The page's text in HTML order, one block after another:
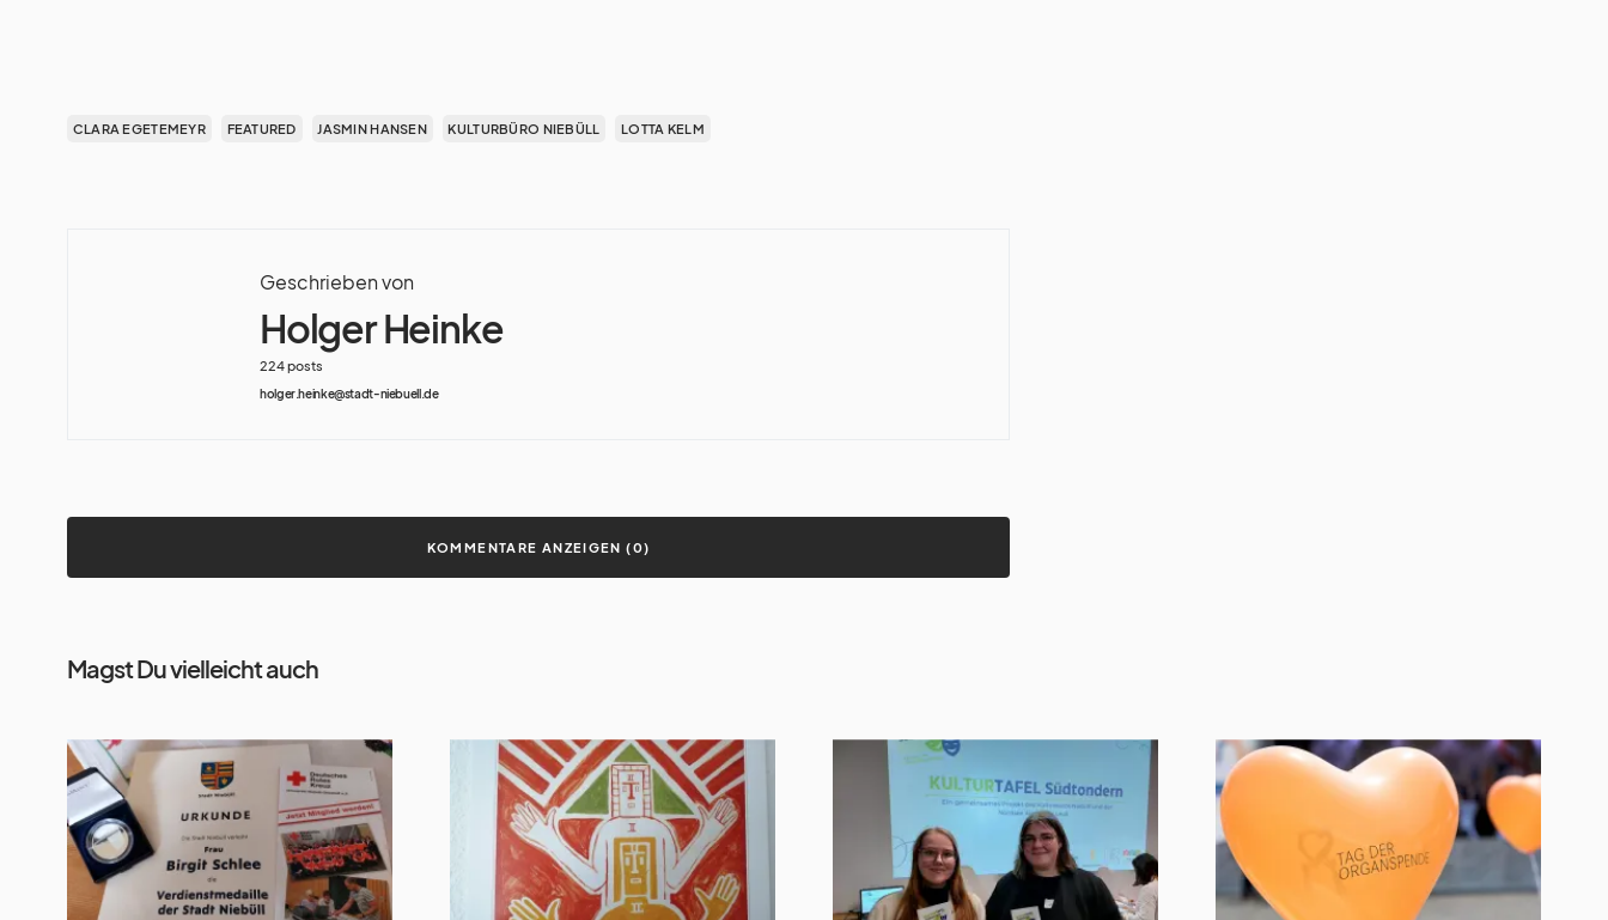
CLARA EGETEMEYR FEATURED JASMIN HANSEN KULTURBÜRO NIEBÜLL LOTTA KELM
Geschrieben von
Holger Heinke
224 posts
holger.heinke@stadt-niebuell.de
KOMMENTARE ANZEIGEN (0)
Magst Du vielleicht auch